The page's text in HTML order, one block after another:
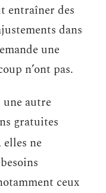
entraîner des
dans
une
n’ont pas.
une autre
gratuites
ne
ceux